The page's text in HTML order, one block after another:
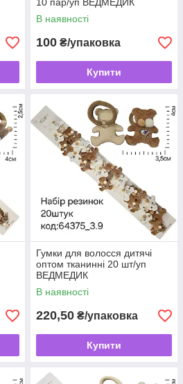
В наявності
100 ₴/упаковка
Купити
Гумки для волосся дитячі
оптом тканинні 20 шт/уп
ВЕДМЕДИК
В наявності
220,50 ₴/упаковка
Купити